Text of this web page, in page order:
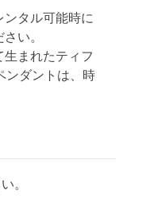
タル可能時に
い。
まれたティフ
ンダントは、時
。